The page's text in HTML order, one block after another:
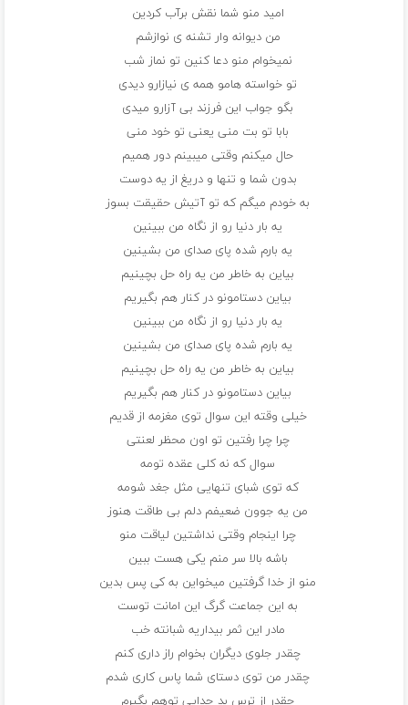
امید منو شما نقش برآب کردین
من دیوانه وار تشنه ی نوازشم
نمیخوام منو دعا کنین تو نماز شب
تو خواسته هامو همه ی نیازارو دیدی
بگو جواب این فرزند بی آزارو میدی
بابا تو بت منی یعنی تو خود منی
حال میکنم وقتی میبینم دور همیم
بدون شما و تنها و دریغ از یه دوست
به خودم میگم که تو آتیش حقیقت بسوز
یه بار دنیا رو از نگاه من ببینین
یه بارم شده پای صدای من بشینین
بیاین به خاطر من یه راه حل بچینیم
بیاین دستامونو در کنار هم بگیریم
یه بار دنیا رو از نگاه من ببینین
یه بارم شده پای صدای من بشینین
بیاین به خاطر من یه راه حل بچینیم
بیاین دستامونو در کنار هم بگیریم
خیلی وقته این سوال توی مغزمه از قدیم
چرا چرا رفتین تو اون محظر لعنتی
سوال که نه کلی عقده تومه
که توی شبای تنهایی مثل جغد شومه
من یه جوون ضعیفم دلم بی طاقت هنوز
چرا اینجام وقتی نداشتین لیاقت منو
باشه بالا سر منم یکی هست ببین
منو از خدا گرفتین میخواین به کی پس بدین
به این جماعت گرگ این امانت توست
مادر این ثمر بیداریه شبانته خب
چقدر جلوی دیگران بخوام راز داری کنم
چقدر من توی دستای شما پاس کاری شدم
چقدر از ترس بد جدایی توهم بگیرم